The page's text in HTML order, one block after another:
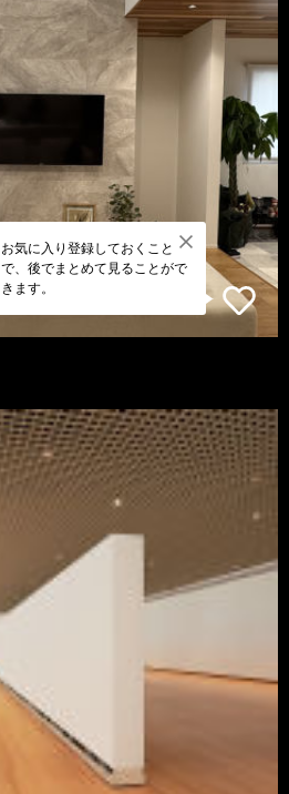
お気に入り登録しておくこと
で、後でまとめて見ることがで
きます。